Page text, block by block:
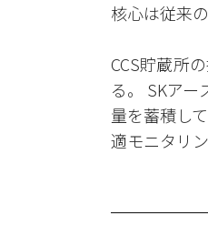
核心は従来
CCS貯蔵所
る。 SKア
量を蓄積し
適モニタリ